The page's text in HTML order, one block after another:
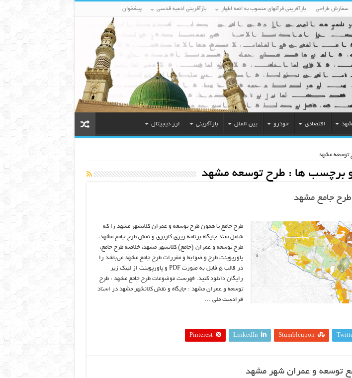
سفارش طراحی بازآفرینی قرآنهای منسوب به ائمه اطهار بازآفرینی ادعیه قدسی پیشخوان
اقتصادی خودرو بین الملل بازآفرینی ارز دیجیتال
توسعه مشهد
برچسب ها : طرح توسعه مشهد
طرح جامع مشهد
طرح جامع یا همون طرح توسعه و عمران کلانشهر مشهد را که
شامل سند جایگاه برنامه ریزی کاربری و نقش طرح جامع مشهد،
طرح توسعه و عمران (جامع) کلانشهر مشهد، خلاصه طرح جامع،
پاورپوینت طرح و ضوابط و مقررات طرح جامع مشهد می‌باشد را
در قالب ۵ فایل به صورت PDF و پاورپوینت از لینک زیر
رایگان دانلود کنید. فهرست موضوعات طرح جامع مشهد : طرح
توسعه و عمران مشهد : جايگاه و نقش كلانشهر مشهد در اسناد
فرادست ملي …
Stumbleupon
LinkedIn
Pinterest
توسعه و عمران شهر مشهد